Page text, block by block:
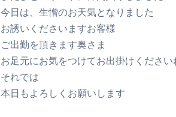
今日は、生憎のお天気となりました
お誘いくださいますお客様
ご出勤を頂きます奥さま
お足元にお気をつけてお出掛けください
それでは
本日もよろしくお願いします